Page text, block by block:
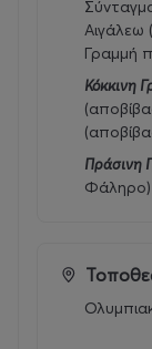
Αιγάλεω
Γραμμή
Κόκκινη
Πράσινη
Φάληρο)